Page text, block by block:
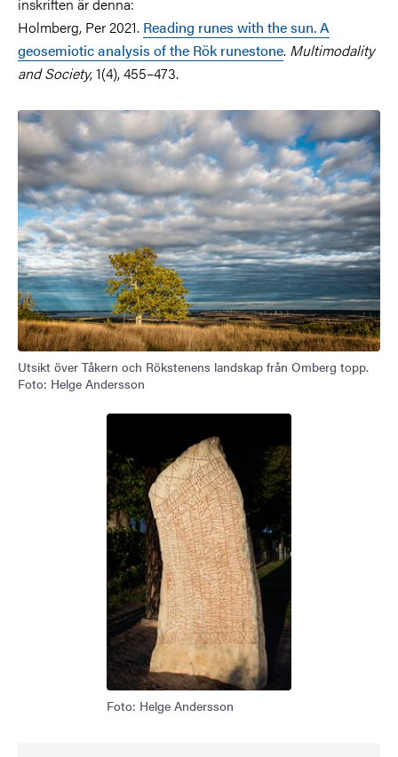
Holmberg, Per 2021. Reading runes with the sun. A
geosemiotic analysis of the Rök runestone. Multimodality
and Society, 1(4), 455–473.
Utsikt över Tåkern och Rökstenens landskap från Omberg topp.
Foto: Helge Andersson
Foto: Helge Andersson